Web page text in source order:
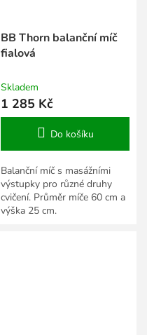
BB Thorn balanční míč
fialová
Skladem
1 285 Kč
Do košíku
Balanční míč s masážními
výstupky pro různé druhy
cvičení. Průměr míče 60 cm a
výška 25 cm.